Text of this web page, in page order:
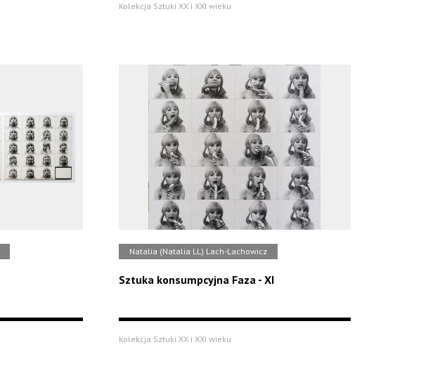
Kolekcja Sztuki XX i XXI wieku
Natalia (Natalia LL) Lach-Lachowicz
Sztuka konsumpcyjna Faza - XI
Kolekcja Sztuki XX i XXI wieku